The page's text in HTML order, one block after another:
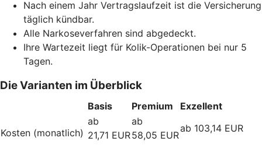
Nach einem Jahr Vertragslaufzeit ist die Versicherung
täglich kündbar.
Alle Narkoseverfahren sind abgedeckt.
Ihre Wartezeit liegt für Kolik-Operationen bei nur 5
Tagen.
Die Varianten im Überblick
Basis Premium Exzellent
Kosten (monatlich)
ab
21,71 EUR
ab
58,05 EUR
ab 103,14 EUR